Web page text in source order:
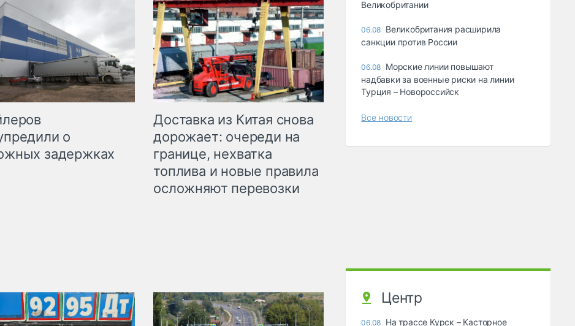
о
задержках
Доставка из Китая снова
дорожает: очереди на
границе, нехватка
топлива и новые правила
осложняют перевозки
Великобритании
06.08 Великобритания расширила
санкции против России
06.08 Морские линии повышают
надбавки за военные риски на линии
Турция – Новороссийск
Все новости
Центр
06.08 На трассе Курск – Касторное